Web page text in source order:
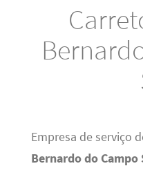
Empresa de serviço
Bernardo do Campo